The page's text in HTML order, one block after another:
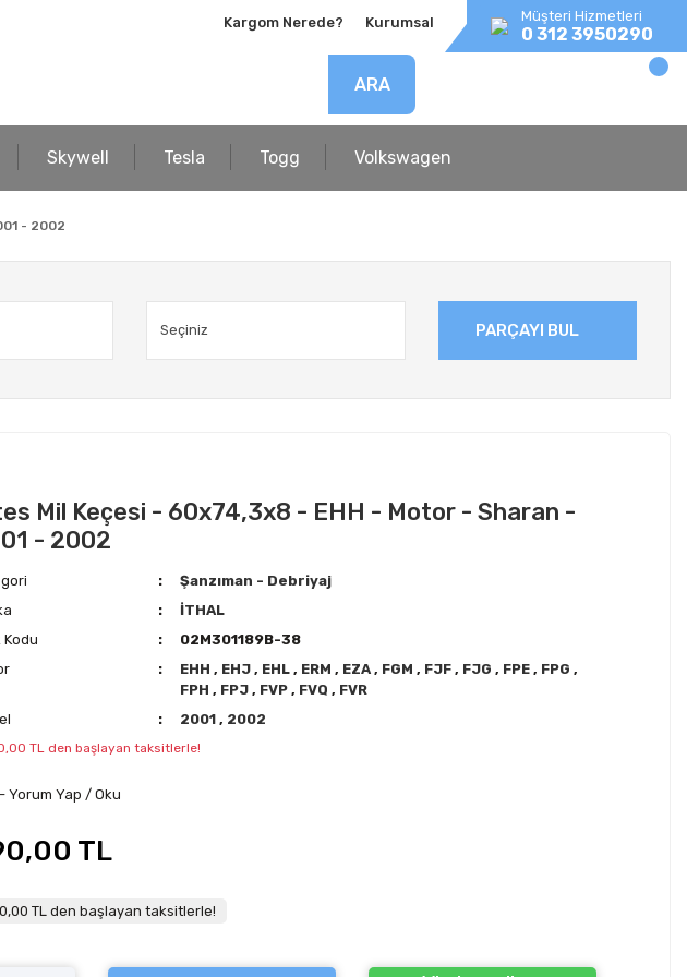
Kargom Nerede? Kurumsal Müşteri Hizmetleri
0 312 3950290
ARA
Skywell Tesla Togg Volkswagen
- 2002
PARÇAYI BUL
Mil Keçesi - 60x74,3x8 - EHH - Motor - Sharan -
- 2002
Şanzıman - Debriyaj
İTHAL
Kodu
02M301189B-38
EHH, EHJ, EHL, ERM, EZA, FGM, FJF, FJG, FPE, FPG,
FPH, FPJ, FVP, FVQ, FVR
2001, 2002
TL den başlayan taksitlerle!
Yorum Yap / Oku
TL
TL den başlayan taksitlerle!